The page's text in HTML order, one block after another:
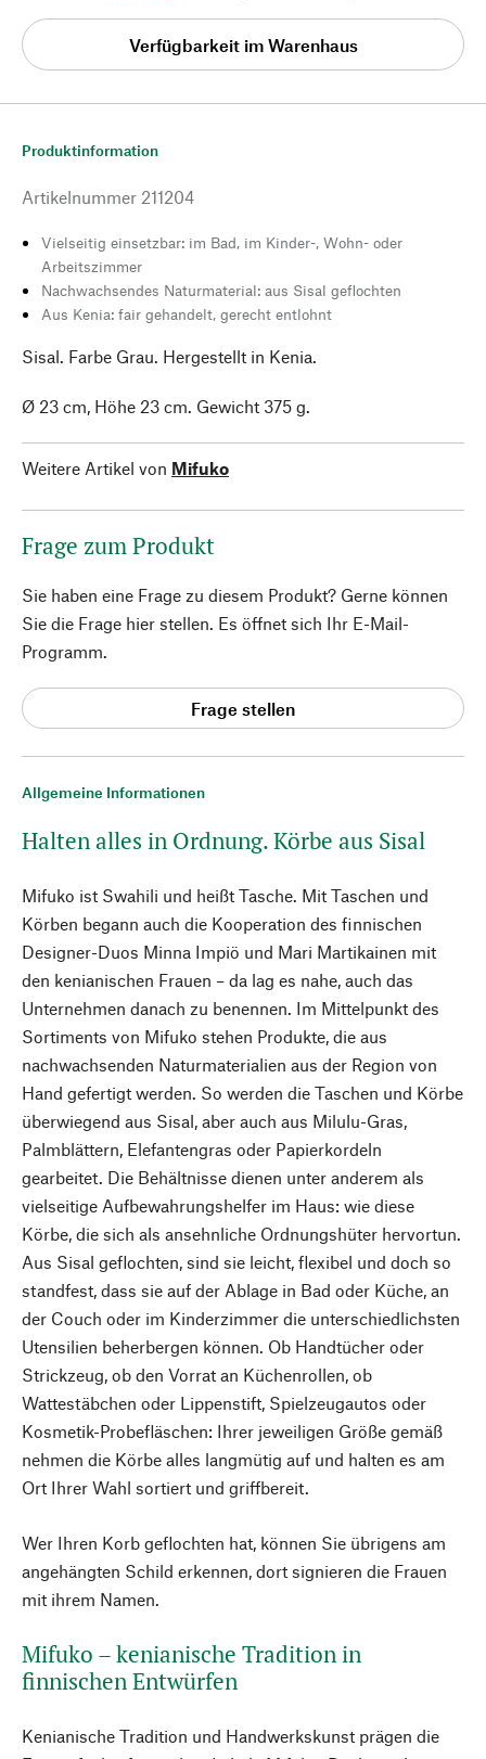
Verfügbarkeit im Warenhaus
Allgemeine Informationen
Halten alles in Ordnung. Körbe aus Sisal
Mifuko ist Swahili und heißt Tasche. Mit Taschen und
Körben begann auch die Kooperation des finnischen
Designer-Duos Minna Impiö und Mari Martikainen mit
den kenianischen Frauen – da lag es nahe, auch das
Unternehmen danach zu benennen. Im Mittelpunkt des
Sortiments von Mifuko stehen Produkte, die aus
nachwachsenden Naturmaterialien aus der Region von
Hand gefertigt werden. So werden die Taschen und Körbe
überwiegend aus Sisal, aber auch aus Milulu-Gras,
Palmblättern, Elefantengras oder Papierkordeln
gearbeitet. Die Behältnisse dienen unter anderem als
vielseitige Aufbewahrungshelfer im Haus: wie diese
Körbe, die sich als ansehnliche Ordnungshüter hervortun.
Aus Sisal geflochten, sind sie leicht, flexibel und doch so
standfest, dass sie auf der Ablage in Bad oder Küche, an
der Couch oder im Kinderzimmer die unterschiedlichsten
Utensilien beherbergen können. Ob Handtücher oder
Strickzeug, ob den Vorrat an Küchenrollen, ob
Wattestäbchen oder Lippenstift, Spielzeugautos oder
Kosmetik-Probefläschen: Ihrer jeweiligen Größe gemäß
nehmen die Körbe alles langmütig auf und halten es am
Ort Ihrer Wahl sortiert und griffbereit.
Wer Ihren Korb geflochten hat, können Sie übrigens am
angehängten Schild erkennen, dort signieren die Frauen
mit ihrem Namen.
Mifuko – kenianische Tradition in
finnischen Entwürfen
Kenianische Tradition und Handwerkskunst prägen die
Produktinformation
Artikelnummer 211204
Vielseitig einsetzbar: im Bad, im Kinder-, Wohn- oder
Arbeitszimmer
Nachwachsendes Naturmaterial: aus Sisal geflochten
Aus Kenia: fair gehandelt, gerecht entlohnt
Sisal. Farbe Grau. Hergestellt in Kenia.
Ø 23 cm, Höhe 23 cm. Gewicht 375 g.
Weitere Artikel von Mifuko
Frage zum Produkt
Sie haben eine Frage zu diesem Produkt? Gerne können
Sie die Frage hier stellen. Es öffnet sich Ihr E-Mail-
Programm.
Frage stellen